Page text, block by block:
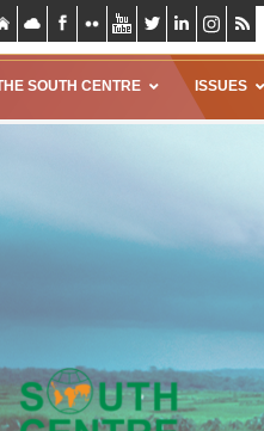
SOUTH CENTRE ISSUES